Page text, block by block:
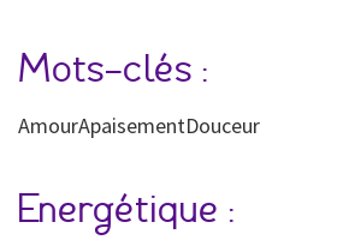
Mots-clés :
AmourApaisementDouceur
Energétique :